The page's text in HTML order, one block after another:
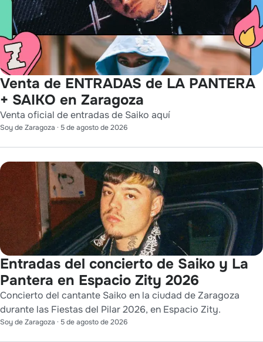
Venta de ENTRADAS de LA PANTERA
+ SAIKO en Zaragoza
Venta oficial de entradas de Saiko aquí
Soy de Zaragoza · 5 de agosto de 2026
Entradas del concierto de Saiko y La
Pantera en Espacio Zity 2026
Concierto del cantante Saiko en la ciudad de Zaragoza
durante las Fiestas del Pilar 2026, en Espacio Zity.
Soy de Zaragoza · 5 de agosto de 2026